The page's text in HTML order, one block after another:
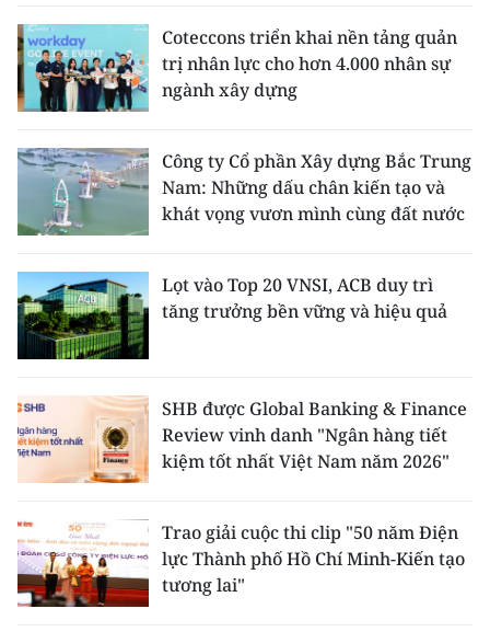
Đồng bằng sông Cửu Long
Chuyên trang Hà Nội
Chuyên trang TP. Hồ Chí Minh
CHUYÊN ĐỀ
VỀ BÁO NHÂN DÂN
NHÂN DÂN CUỐI TUẦN
NHÂN DÂN HẰNG THÁNG
MUA BÁO
ĐỌC BÁO IN
Coteccons triển khai nền tảng quản
trị nhân lực cho hơn 4.000 nhân sự
ngành xây dựng
Công ty Cổ phần Xây dựng Bắc Trung
Nam: Những dấu chân kiến tạo và
khát vọng vươn mình cùng đất nước
Lọt vào Top 20 VNSI, ACB duy trì
tăng trưởng bền vững và hiệu quả
SHB được Global Banking & Finance
Review vinh danh "Ngân hàng tiết
kiệm tốt nhất Việt Nam năm 2026"
Trao giải cuộc thi clip "50 năm Điện
lực Thành phố Hồ Chí Minh-Kiến tạo
tương lai"